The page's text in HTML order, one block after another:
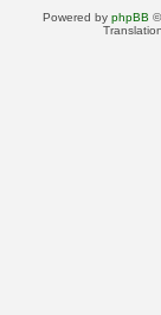
Powered by phpBB